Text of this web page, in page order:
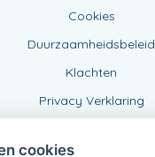
Cookies
Duurzaamheidsbeleid
Klachten
Privacy Verklaring
cookies